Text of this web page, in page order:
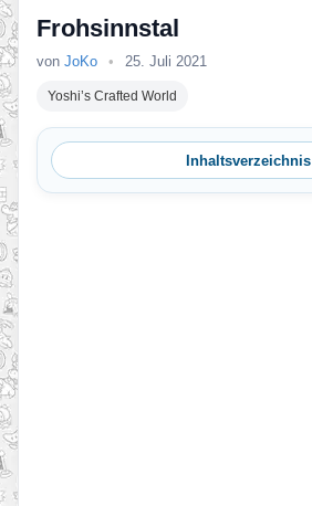
Frohsinnstal
von JoKo • 25. Juli 2021
Yoshi’s Crafted World
Inhaltsverzeichnis